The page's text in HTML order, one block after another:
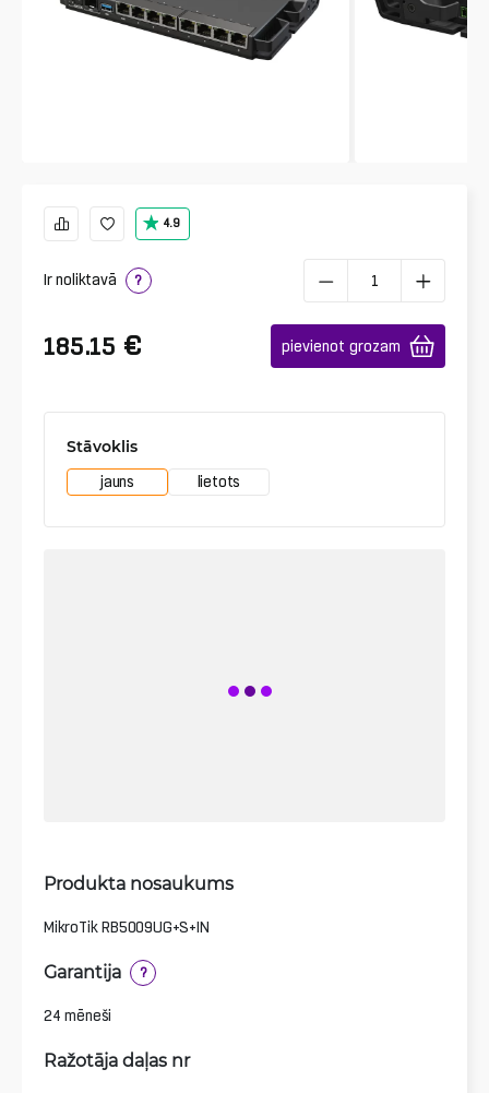
4.9
Ir noliktavā ?
185.15 € pievienot grozam
Stāvoklis
jauns lietots
Produkta nosaukums
MikroTik RB5009UG+S+IN
Garantija ?
24 mēneši
Ražotāja daļas nr